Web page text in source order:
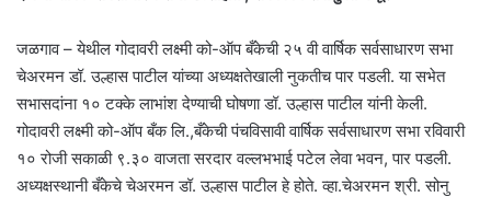
जळगाव – येथील गोदावरी लक्ष्मी को-ऑप बँकेची २५ वी वार्षिक सर्वसाधारण सभा
चेअरमन डॉ. उल्हास पाटील यांच्या अध्यक्षतेखाली नुकतीच पार पडली. या सभेत
सभासदांना १० टक्के लाभांश देण्याची घोषणा डॉ. उल्हास पाटील यांनी केली.
गोदावरी लक्ष्मी को-ऑप बँक लि.,बँकेची पंचविसावी वार्षिक सर्वसाधारण सभा रविवारी
१० रोजी सकाळी ९.३० वाजता सरदार वल्लभभाई पटेल लेवा भवन, पार पडली.
अध्यक्षस्थानी बँकेचे चेअरमन डॉ. उल्हास पाटील हे होते. व्हा.चेअरमन श्री. सोनु